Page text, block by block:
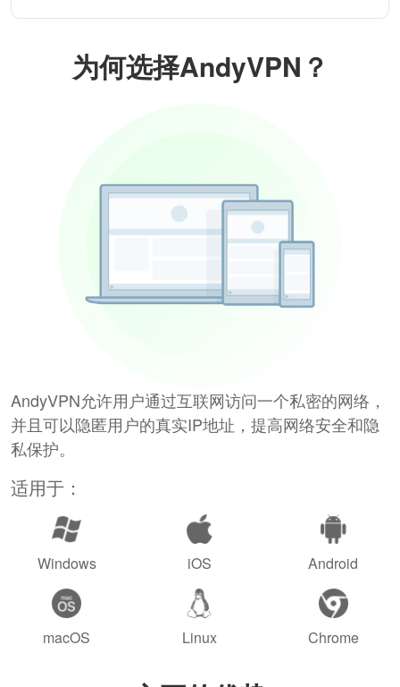
为何选择AndyVPN？
AndyVPN允许用户通过互联网访问一个私密的网络，
并且可以隐匿用户的真实IP地址，提高网络安全和隐
私保护。
适用于：
Windows iOS Android
macOS Linux Chrome